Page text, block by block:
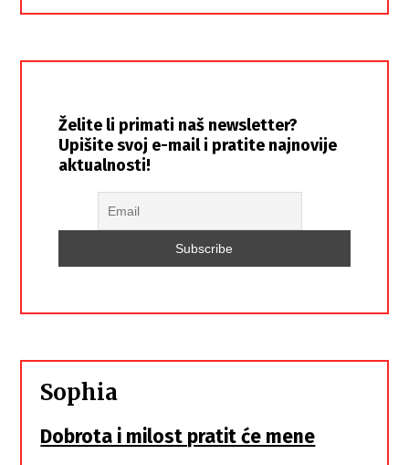
Želite li primati naš newsletter?
Upišite svoj e-mail i pratite najnovije
aktualnosti!
Sophia
Dobrota i milost pratit će mene